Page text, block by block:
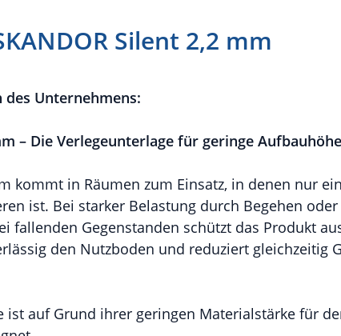
Silent 2,2 mm
Unternehmens:
– Die Verlegeunterlage für geringe
kommt in Räumen zum Einsatz, in denen nur
ist. Bei starker Belastung durch Begehen
fallenden Gegenstanden schützt das Produkt
den Nutzboden und reduziert gleichzeitig
ist auf Grund ihrer geringen Materialstärke für